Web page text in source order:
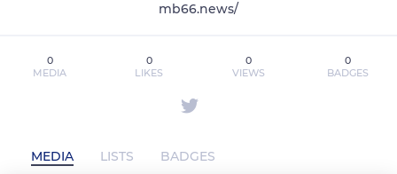
mb66.news/
0
MEDIA
0
LIKES
0
VIEWS
0
BADGES
MEDIA LISTS BADGES